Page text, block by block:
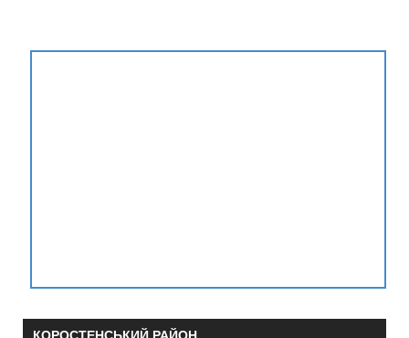
КОРОСТЕНСЬКИЙ РАЙОН